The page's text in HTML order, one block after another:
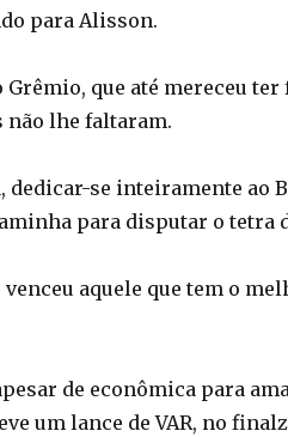
para Alisson.
Grêmio, que até mereceu
não lhe faltaram.
dedicar-se inteiramente ao
para disputar o tetra
aquele que tem o
de econômica para
um lance de VAR, no